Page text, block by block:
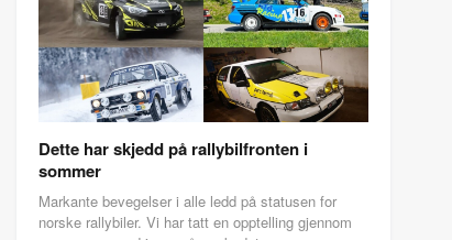
Dette har skjedd på rallybilfronten i
sommer
Markante bevegelser i alle ledd på statusen for
norske rallybiler. Vi har tatt en opptelling gjennom